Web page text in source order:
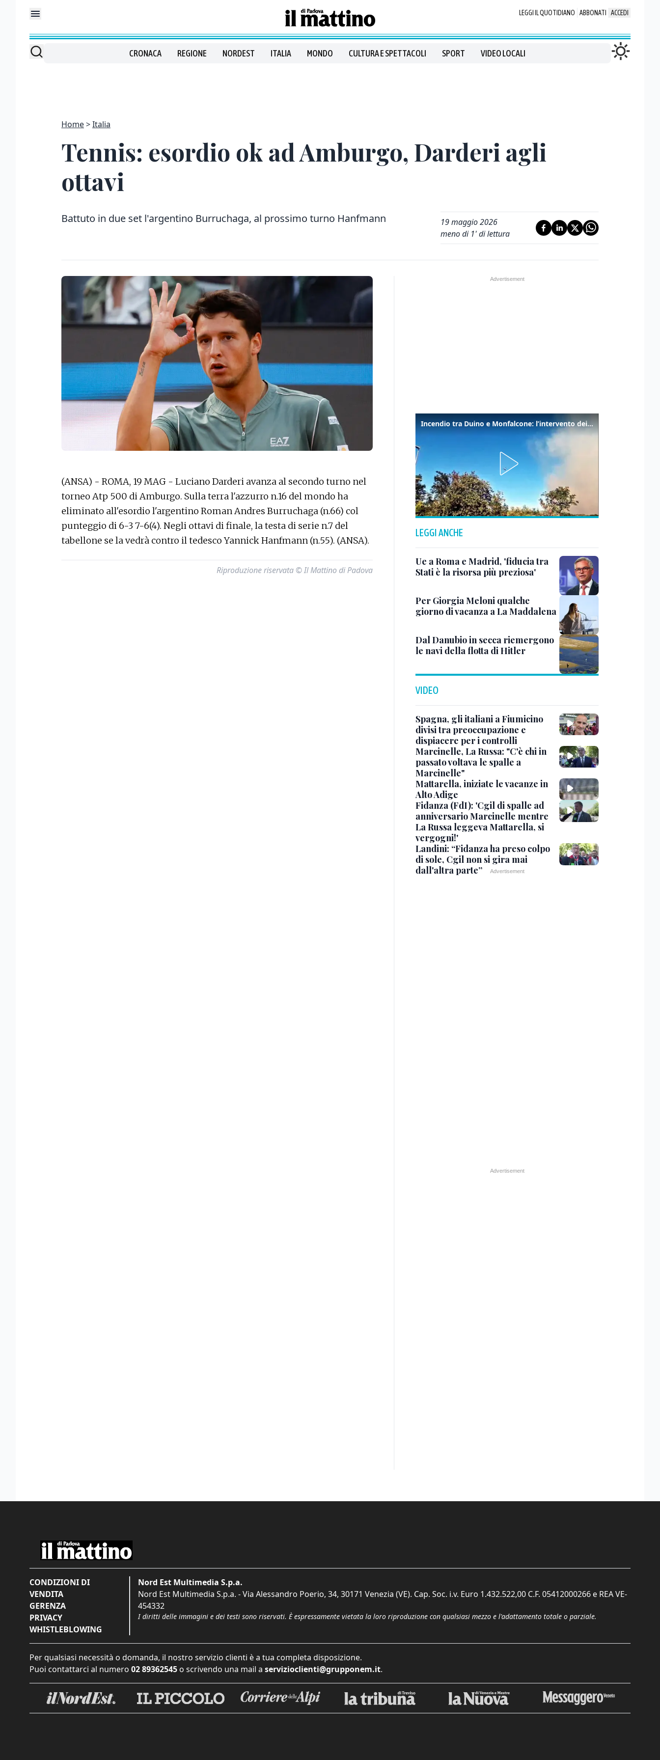
LEGGI IL QUOTIDIANO ABBONATI ACCEDI
CRONACA REGIONE NORDEST ITALIA MONDO CULTURA E SPETTACOLI SPORT VIDEO LOCALI
Home Italia
Tennis: esordio ok ad Amburgo, Darderi agli
ottavi
Battuto in due set l'argentino Burruchaga, al prossimo turno Hanfmann
19 maggio 2026
meno di 1' di lettura
(ANSA) - ROMA, 19 MAG - Luciano Darderi avanza al secondo turno nel
torneo Atp 500 di Amburgo. Sulla terra l'azzurro n.16 del mondo ha
eliminato all'esordio l'argentino Roman Andres Burruchaga (n.66) col
punteggio di 6-3 7-6(4). Negli ottavi di finale, la testa di serie n.7 del
tabellone se la vedrà contro il tedesco Yannick Hanfmann (n.55). (ANSA).
Riproduzione riservata © Il Mattino di Padova
Incendio tra Duino e Monfalcone: l’intervento dei vigili del fuoco
LEGGI ANCHE
Ue a Roma e Madrid, 'fiducia tra
Stati è la risorsa più preziosa'
Per Giorgia Meloni qualche
giorno di vacanza a La Maddalena
Dal Danubio in secca riemergono
le navi della flotta di Hitler
VIDEO
Spagna, gli italiani a Fiumicino
divisi tra preoccupazione e
dispiacere per i controlli
Marcinelle, La Russa: "C'è chi in
passato voltava le spalle a
Marcinelle"
Mattarella, iniziate le vacanze in
Alto Adige
Fidanza (FdI): 'Cgil di spalle ad
anniversario Marcinelle mentre
La Russa leggeva Mattarella, si
vergogni!'
Landini: “Fidanza ha preso colpo
di sole, Cgil non si gira mai
dall'altra parte”
CONDIZIONI DI
VENDITA
GERENZA
PRIVACY
WHISTLEBLOWING
Nord Est Multimedia S.p.a.
Nord Est Multimedia S.p.a. - Via Alessandro Poerio, 34, 30171 Venezia (VE). Cap. Soc. i.v. Euro 1.432.522,00 C.F. 05412000266 e REA VE-
454332
I diritti delle immagini e dei testi sono riservati. È espressamente vietata la loro riproduzione con qualsiasi mezzo e l'adattamento totale o parziale.
Per qualsiasi necessità o domanda, il nostro servizio clienti è a tua completa disposizione.
Puoi contattarci al numero 02 89362545 o scrivendo una mail a servizioclienti@grupponem.it.